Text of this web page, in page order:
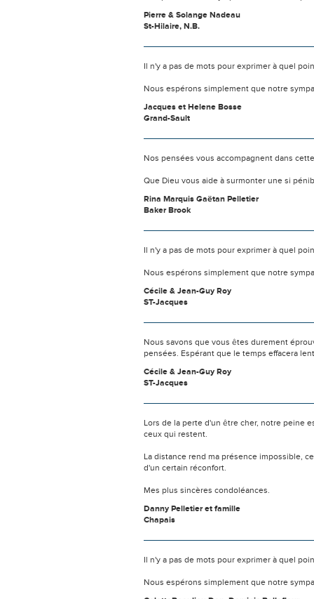
Pierre & Solange Nadeau
St-Hilaire, N.B.
Il n'y a pas de mots pour exprimer à quel
Nous espérons simplement que notre
Jacques et Helene Bosse
Grand-Sault
Nos pensées vous accompagnent dans
Que Dieu vous aide à surmonter une si
Rina Marquis Gaëtan Pelletier
Baker Brook
Il n'y a pas de mots pour exprimer à quel
Nous espérons simplement que notre
Cécile & Jean-Guy Roy
ST-Jacques
Nous savons que vous êtes durement
pensées. Espérant que le temps effacera
Cécile & Jean-Guy Roy
ST-Jacques
Lors de la perte d'un être cher, notre peine
ceux qui restent.
La distance rend ma présence impossible,
d'un certain réconfort.
Mes plus sincères condoléances.
Danny Pelletier et famille
Chapais
Il n'y a pas de mots pour exprimer à quel
Nous espérons simplement que notre